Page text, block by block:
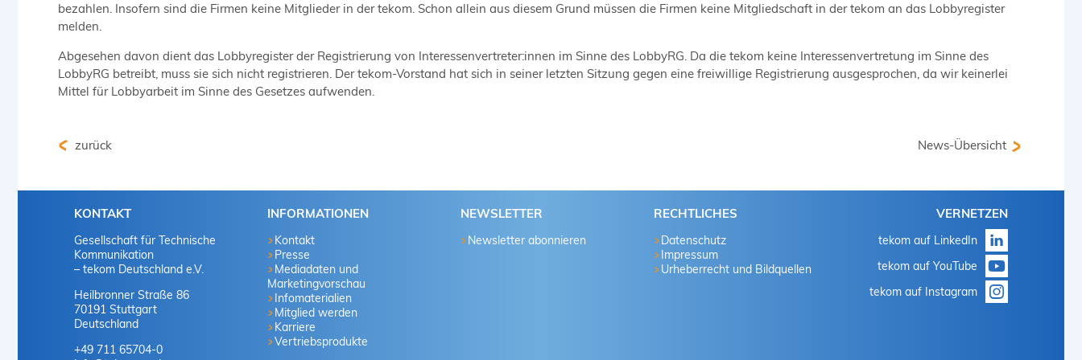
bezahlen. Insofern sind die Firmen keine Mitglieder in der tekom. Schon allein aus diesem Grund müssen die Firmen keine Mitgliedschaft in der tekom an das Lobbyregister
melden.
Abgesehen davon dient das Lobbyregister der Registrierung von Interessenvertreter:innen im Sinne des LobbyRG. Da die tekom keine Interessenvertretung im Sinne des
LobbyRG betreibt, muss sie sich nicht registrieren. Der tekom-Vorstand hat sich in seiner letzten Sitzung gegen eine freiwillige Registrierung ausgesprochen, da wir keinerlei
Mittel für Lobbyarbeit im Sinne des Gesetzes aufwenden.
zurück News-Übersicht
KONTAKT
Gesellschaft für Technische
Kommunikation
– tekom Deutschland e.V.
Heilbronner Straße 86
70191 Stuttgart
Deutschland
+49 711 65704-0
INFORMATIONEN
Kontakt
Presse
Mediadaten und
Marketingvorschau
Infomaterialien
Mitglied werden
Karriere
Vertriebsprodukte
NEWSLETTER
Newsletter abonnieren
RECHTLICHES
Datenschutz
Impressum
Urheberrecht und Bildquellen
VERNETZEN
tekom auf LinkedIn
tekom auf YouTube
tekom auf Instagram